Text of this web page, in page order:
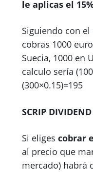
le aplicas el
Siguiendo con
cobras 1000
Suecia, 1000 en
calculo sería
(300×0.15)=195
SCRIP
Si eliges cobrar
al precio que
mercado) habrá